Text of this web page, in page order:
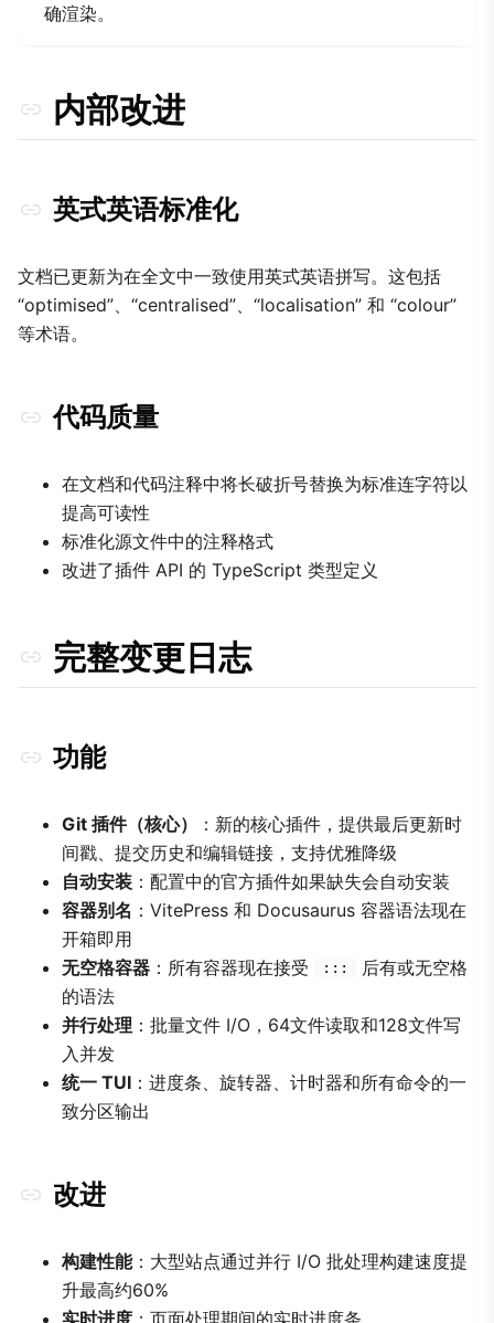
确渲染。
内部改进
英式英语标准化
文档已更新为在全文中一致使用英式英语拼写。这包括
“optimised”、“centralised”、“localisation” 和 “colour”
等术语。
代码质量
在文档和代码注释中将长破折号替换为标准连字符以
提高可读性
标准化源文件中的注释格式
改进了插件 API 的 TypeScript 类型定义
完整变更日志
功能
Git 插件（核心）
：新的核心插件，提供最后更新时
间戳、提交历史和编辑链接，支持优雅降级
自动安装 ：配置中的官方插件如果缺失会自动安装
容器别名 ：VitePress 和 Docusaurus 容器语法现在
开箱即用
无空格容器 ：所有容器现在接受 :::
后有或无空格
的语法
并行处理 ：批量文件 I/O，64文件读取和128文件写
入并发
统一 TUI ：进度条、旋转器、计时器和所有命令的一
致分区输出
改进
构建性能：大型站点通过并行 I/O 批处理构建速度提
升最高约60%
实时进度 ：页面处理期间的实时进度条